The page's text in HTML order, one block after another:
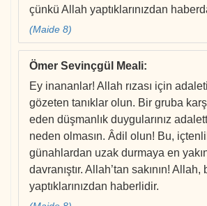
çünkü Allah yaptıklarınızdan
(Maide 8)
Ömer Sevinçgül Meali:
Ey inananlar! Allah rızası için
gözeten tanıklar olun. Bir gruba
eden düşmanlık duygularınız
neden olmasın. Âdil olun! Bu,
günahlardan uzak durmaya en
davranıştır. Allah’tan sakının! Allah,
yaptıklarınızdan haberlidir.